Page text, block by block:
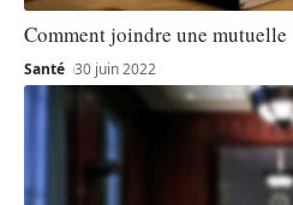
Comment joindre une mutuelle
Santé 30 juin 2022